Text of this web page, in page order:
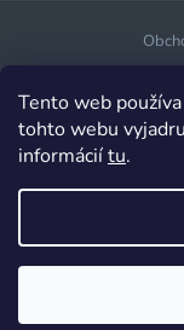
Tento web
tohto webu
informáciítu.
Copyright 2026
Design